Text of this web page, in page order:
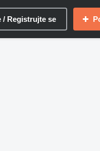
/ Registrujte se